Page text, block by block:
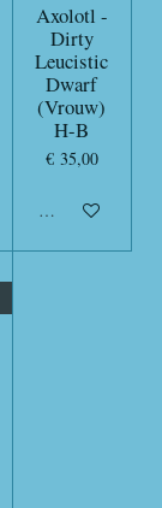
Axolotl -
Dirty
Leucistic
Dwarf
(Vrouw)
H-B
€ 35,00
Uitverkocht